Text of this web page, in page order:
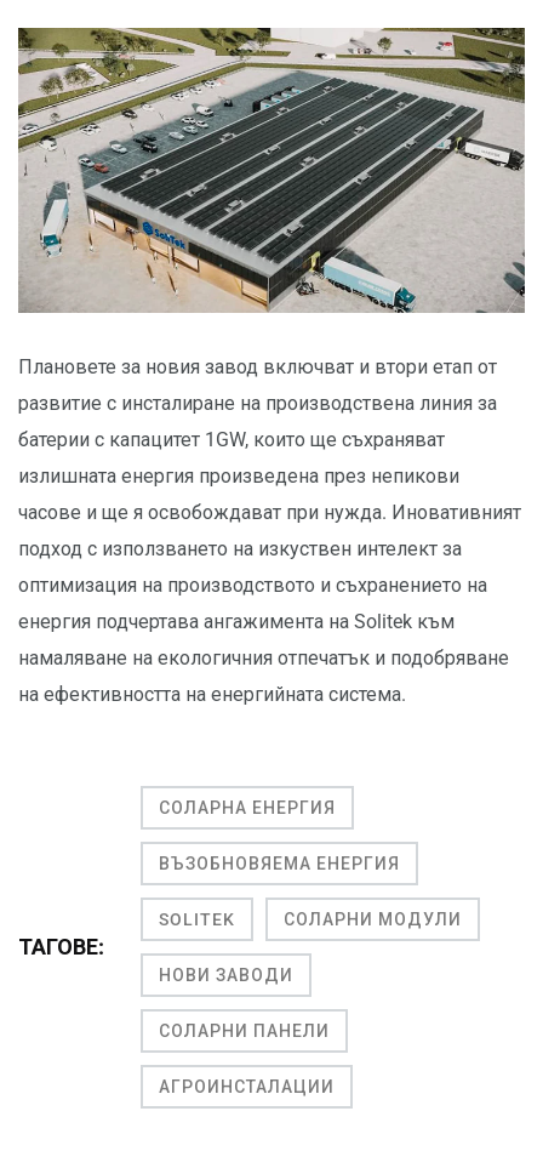
Плановете за новия завод включват и втори етап от
развитие с инсталиране на производствена линия за
батерии с капацитет 1GW, които ще съхраняват
излишната енергия произведена през непикови
часове и ще я освобождават при нужда. Иновативният
подход с използването на изкуствен интелект за
оптимизация на производството и съхранението на
енергия подчертава ангажимента на Solitek към
намаляване на екологичния отпечатък и подобряване
на ефективността на енергийната система.
ТАГОВЕ:
СОЛАРНА ЕНЕРГИЯ
ВЪЗОБНОВЯЕМА ЕНЕРГИЯ
SOLITEK СОЛАРНИ МОДУЛИ
НОВИ ЗАВОДИ
СОЛАРНИ ПАНЕЛИ
АГРОИНСТАЛАЦИИ